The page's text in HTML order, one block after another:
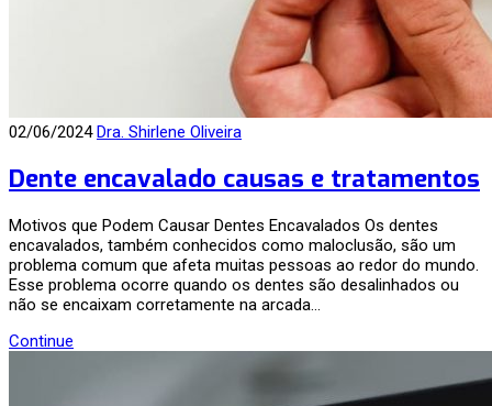
02/06/2024 Dra. Shirlene Oliveira
Dente encavalado causas e tratamentos
Motivos que Podem Causar Dentes Encavalados Os dentes
encavalados, também conhecidos como maloclusão, são um
problema comum que afeta muitas pessoas ao redor do mundo.
Esse problema ocorre quando os dentes são desalinhados ou
não se encaixam corretamente na arcada…
Continue